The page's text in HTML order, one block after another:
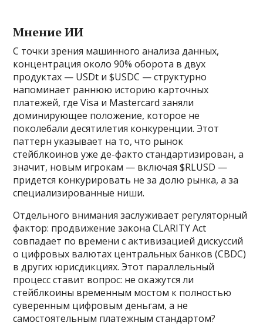
Мнение ИИ
С точки зрения машинного анализа данных,
концентрация около 90% оборота в двух
продуктах — USDt и $USDC — структурно
напоминает раннюю историю карточных
платежей, где Visa и Mastercard заняли
доминирующее положение, которое не
поколебали десятилетия конкуренции. Этот
паттерн указывает на то, что рынок
стейблкоинов уже де-факто стандартизирован, а
значит, новым игрокам — включая $RLUSD —
придется конкурировать не за долю рынка, а за
специализированные ниши.
Отдельного внимания заслуживает регуляторный
фактор: продвижение закона CLARITY Act
совпадает по времени с активизацией дискуссий
о цифровых валютах центральных банков (CBDC)
в других юрисдикциях. Этот параллельный
процесс ставит вопрос: не окажутся ли
стейблкоины временным мостом к полностью
суверенным цифровым деньгам, а не
самостоятельным платежным стандартом?